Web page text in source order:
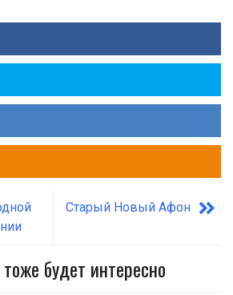
Старый Новый Афон
будет интересно